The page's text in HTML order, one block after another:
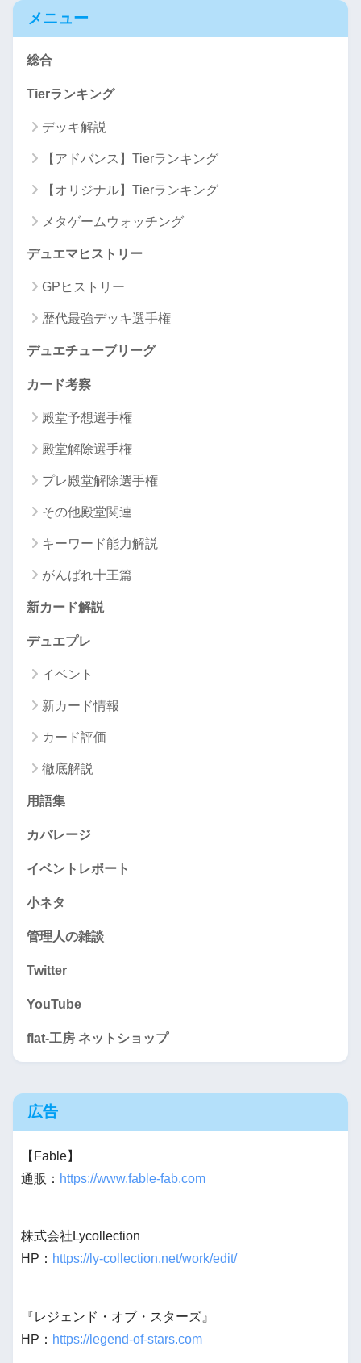
メニュー
総合
Tierランキング
デッキ解説
【アドバンス】Tierランキング
【オリジナル】Tierランキング
メタゲームウォッチング
デュエマヒストリー
GPヒストリー
歴代最強デッキ選手権
デュエチューブリーグ
カード考察
殿堂予想選手権
殿堂解除選手権
プレ殿堂解除選手権
その他殿堂関連
キーワード能力解説
がんばれ十王篇
新カード解説
デュエプレ
イベント
新カード情報
カード評価
徹底解説
用語集
カバレージ
イベントレポート
小ネタ
管理人の雑談
Twitter
YouTube
flat-工房 ネットショップ
広告
【Fable】
通販： https://www.fable-fab.com
株式会社Lycollection
HP： https://ly-collection.net/work/edit/
『レジェンド・オブ・スターズ』
HP： https://legend-of-stars.com